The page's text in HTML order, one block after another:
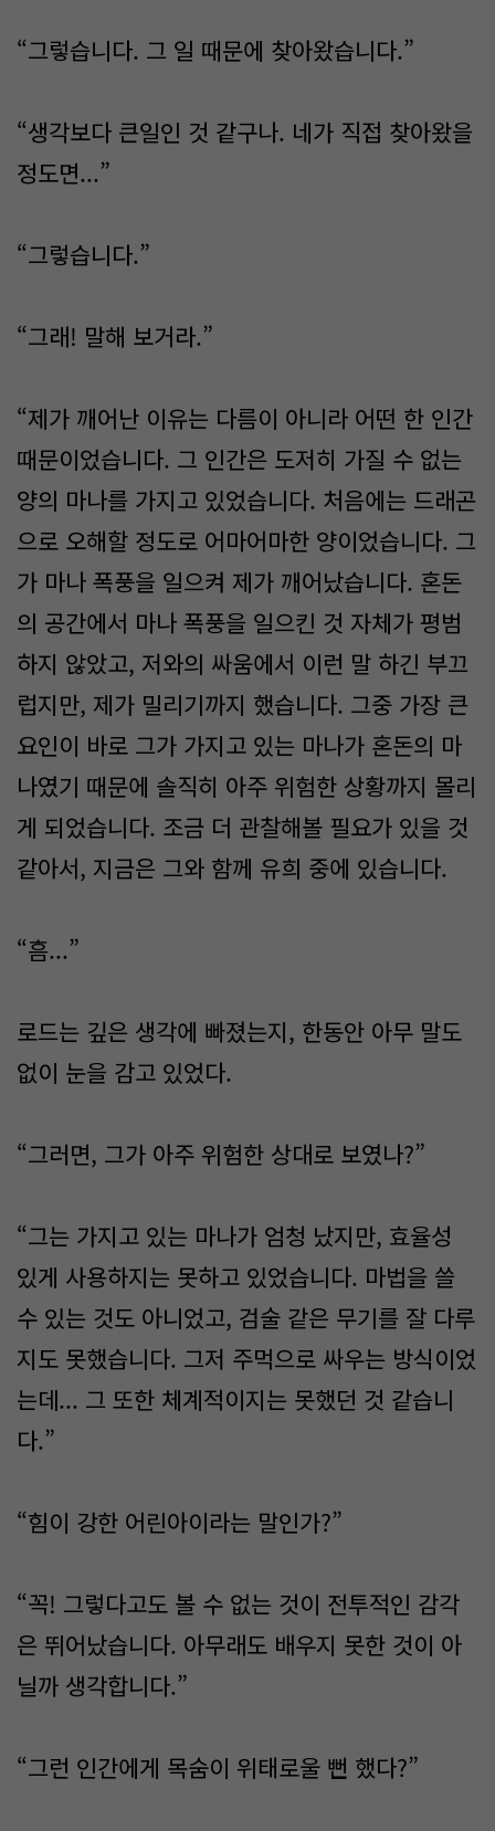
“그렇습니다. 그 일 때문에 찾아왔습니다.”
“생각보다 큰일인 것 같구나. 네가 직접 찾아왔을
정도면...”
“그렇습니다.”
“그래! 말해 보거라.”
“제가 깨어난 이유는 다름이 아니라 어떤 한 인간
때문이었습니다. 그 인간은 도저히 가질 수 없는
양의 마나를 가지고 있었습니다. 처음에는 드래곤
으로 오해할 정도로 어마어마한 양이었습니다. 그
가 마나 폭풍을 일으켜 제가 깨어났습니다. 혼돈
의 공간에서 마나 폭풍을 일으킨 것 자체가 평범
하지 않았고, 저와의 싸움에서 이런 말 하긴 부끄
럽지만, 제가 밀리기까지 했습니다. 그중 가장 큰
요인이 바로 그가 가지고 있는 마나가 혼돈의 마
나였기 때문에 솔직히 아주 위험한 상황까지 몰리
게 되었습니다. 조금 더 관찰해볼 필요가 있을 것
같아서, 지금은 그와 함께 유희 중에 있습니다.
“흠...”
로드는 깊은 생각에 빠졌는지, 한동안 아무 말도
없이 눈을 감고 있었다.
“그러면, 그가 아주 위험한 상대로 보였나?”
“그는 가지고 있는 마나가 엄청 났지만, 효율성
있게 사용하지는 못하고 있었습니다. 마법을 쓸
수 있는 것도 아니었고, 검술 같은 무기를 잘 다루
지도 못했습니다. 그저 주먹으로 싸우는 방식이었
는데... 그 또한 체계적이지는 못했던 것 같습니
다.”
“힘이 강한 어린아이라는 말인가?”
“꼭! 그렇다고도 볼 수 없는 것이 전투적인 감각
은 뛰어났습니다. 아무래도 배우지 못한 것이 아
닐까 생각합니다.”
“그런 인간에게 목숨이 위태로울 뻔 했다?”